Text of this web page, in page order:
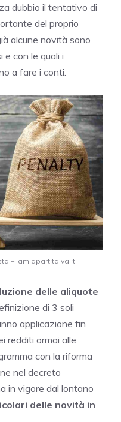
dubbio il tentativo di
del proprio
alcune novità sono
con le quali i
a fare i conti.
– lamiapartitaiva.it
delle aliquote
di 3 soli
applicazione fin
redditi ormai alle
con la riforma
nel decreto
in vigore dal lontano
delle novità in